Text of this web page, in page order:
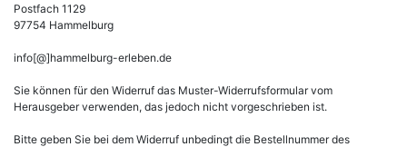
Postfach 1129
97754 Hammelburg
info[@]hammelburg-erleben.de
Sie können für den Widerruf das Muster-Widerrufsformular vom
Herausgeber verwenden, das jedoch nicht vorgeschrieben ist.
Bitte geben Sie bei dem Widerruf unbedingt die Bestellnummer des